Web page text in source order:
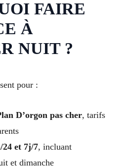
FAIRE
À
NUIT ?
pour :
D’orgon pas cher, tarifs
24 et 7j/7, incluant
et dimanche